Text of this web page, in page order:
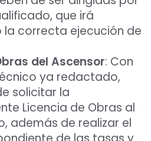
que irá
la correcta ejecución de
del Ascensor: Con
ya redactado,
solicitar la
Licencia de Obras al
además de realizar el